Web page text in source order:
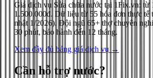
Giá dịch vụ Sửa chữa nước tại 1Fix.vn: từ
1.500.000đ. Dữ liệu từ 55 hóa đơn thực
nhật 1/2026). Đội ngũ 65+ thợ chuyên
30 phút, bảo hành đến 12 tháng.
Xem đầy đủ bảng giá dịch vụ →
Cần hỗ trợ nước?